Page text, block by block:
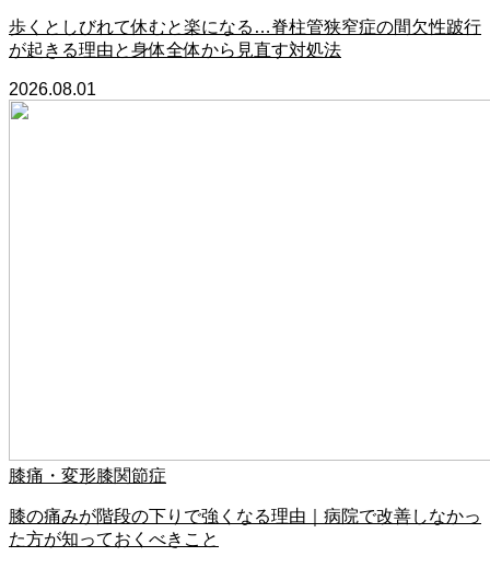
歩くとしびれて休むと楽になる…脊柱管狭窄症の間欠性跛行
が起きる理由と身体全体から見直す対処法
2026.08.01
膝痛・変形膝関節症
膝の痛みが階段の下りで強くなる理由｜病院で改善しなかっ
た方が知っておくべきこと